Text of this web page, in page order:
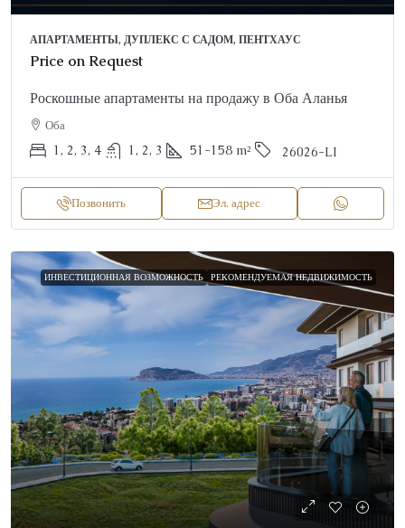
АПАРТАМЕНТЫ, ДУПЛЕКС С САДОМ, ПЕНТХАУС
Price on Request
Роскошные апартаменты на продажу в Оба Аланья
Оба
1, 2, 3, 4 1, 2, 3 51-158 m² 26026-LI
Позвонить Эл. адрес
ИНВЕСТИЦИОННАЯ ВОЗМОЖНОСТЬ РЕКОМЕНДУЕМАЯ НЕДВИЖИМОСТЬ